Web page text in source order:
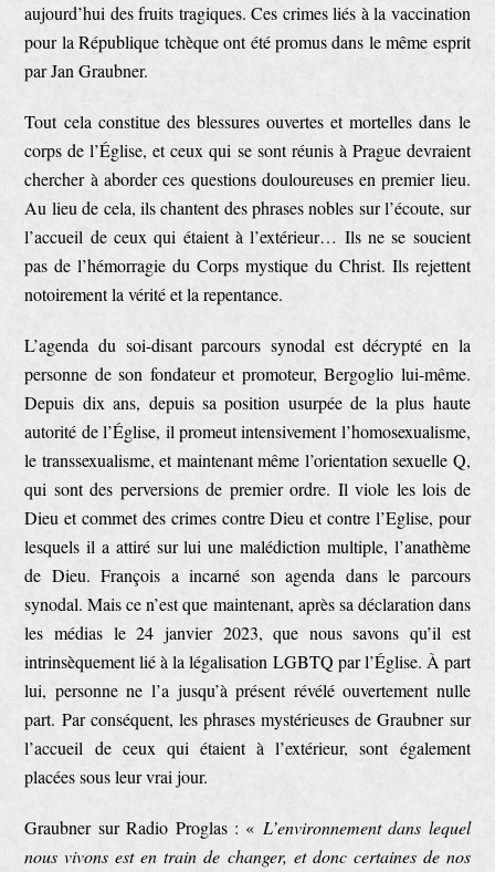
aujourd’hui des fruits tragiques. Ces crimes liés à la vaccination
pour la République tchèque ont été promus dans le même esprit
par Jan Graubner.
Tout cela constitue des blessures ouvertes et mortelles dans le
corps de l’Église, et ceux qui se sont réunis à Prague devraient
chercher à aborder ces questions douloureuses en premier lieu.
Au lieu de cela, ils chantent des phrases nobles sur l’écoute, sur
l’accueil de ceux qui étaient à l’extérieur… Ils ne se soucient
pas de l’hémorragie du Corps mystique du Christ. Ils rejettent
notoirement la vérité et la repentance.
L’agenda du soi-disant parcours synodal est décrypté en la
personne de son fondateur et promoteur, Bergoglio lui-même.
Depuis dix ans, depuis sa position usurpée de la plus haute
autorité de l’Église, il promeut intensivement l’homosexualisme,
le transsexualisme, et maintenant même l’orientation sexuelle Q,
qui sont des perversions de premier ordre. Il viole les lois de
Dieu et commet des crimes contre Dieu et contre l’Eglise, pour
lesquels il a attiré sur lui une malédiction multiple, l’anathème
de Dieu. François a incarné son agenda dans le parcours
synodal. Mais ce n’est que maintenant, après sa déclaration dans
les médias le 24 janvier 2023, que nous savons qu’il est
intrinsèquement lié à la légalisation LGBTQ par l’Église. À part
lui, personne ne l’a jusqu’à présent révélé ouvertement nulle
part. Par conséquent, les phrases mystérieuses de Graubner sur
l’accueil de ceux qui étaient à l’extérieur, sont également
placées sous leur vrai jour.
Graubner sur Radio Proglas : « L’environnement dans lequel
nous vivons est en train de changer, et donc certaines de nos